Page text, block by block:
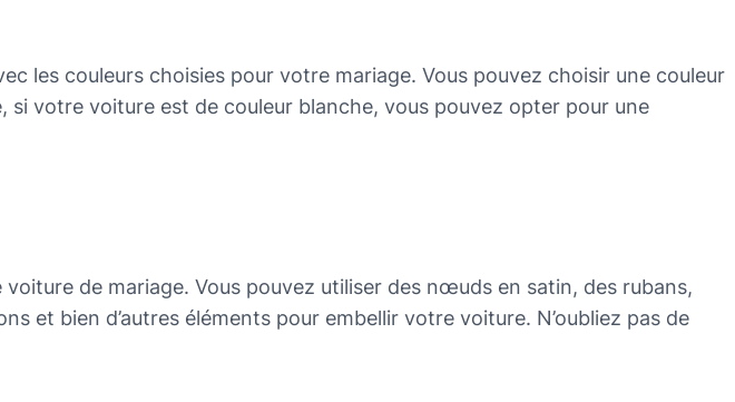
les couleurs choisies pour votre mariage. Vous pouvez choisir une couleur
votre voiture est de couleur blanche, vous pouvez opter pour une
de mariage. Vous pouvez utiliser des nœuds en satin, des rubans,
et bien d’autres éléments pour embellir votre voiture. N’oubliez pas de